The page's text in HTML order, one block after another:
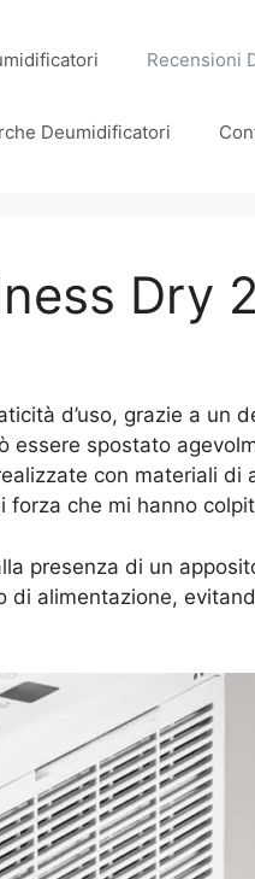
Recensioni
Deumidificatori
Dry
d’uso, grazie a un
spostato
con materiali
forza che mi hanno
presenza di un
alimentazione,